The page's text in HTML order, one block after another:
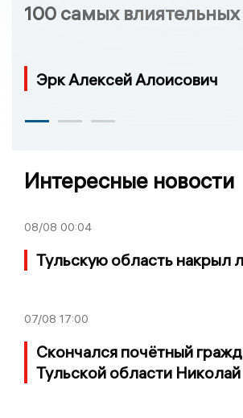
100 самых
Эрк Алексей Алоисович
Интересные новости
08/08 00:04
Тульскую область накрыл
07/08 17:00
Скончался почётный
Тульской области Николай